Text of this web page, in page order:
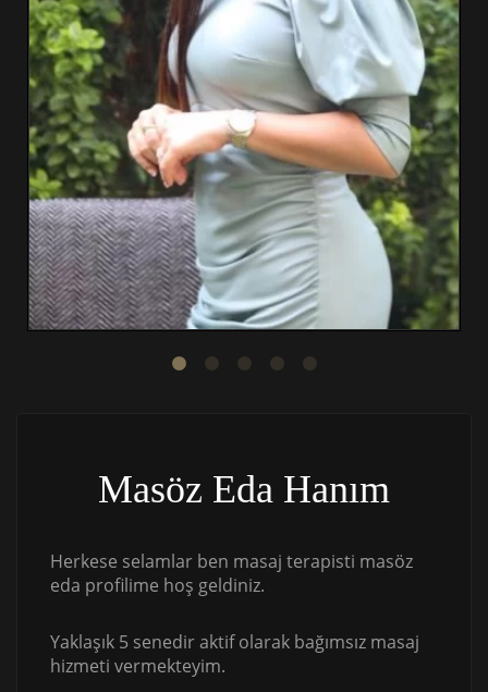
Masöz Eda Hanım
Herkese selamlar ben masaj terapisti masöz
eda profilime hoş geldiniz.
Yaklaşık 5 senedir aktif olarak bağımsız masaj
hizmeti vermekteyim.